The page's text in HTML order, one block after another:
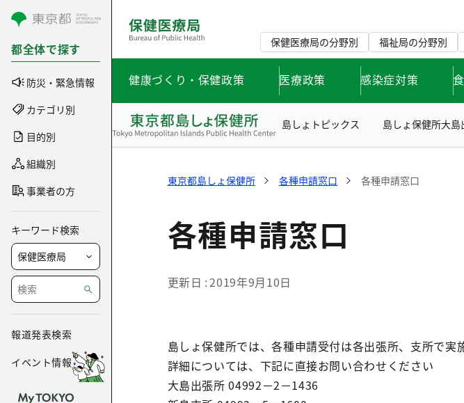
コンテンツにスキップ
都全体で探す
防災・緊急情報
カテゴリ別
目的別
組織別
事業者の方
キーワード検索
報道発表検索
イベント情報
保健医療局の分野別 福祉局の分野別
健康づくり・保健政策 医療政策 感染症対策
島しょトピックス 島しょ保健所大
東京都島しょ保健所 各種申請窓口 各種申請窓口
各種申請窓口
更新日 2019年9月10日
島しょ保健所では、各種申請受付は各出張所、支所で実
詳細については、下記に直接お問い合わせください
大島出張所 04992－2－1436